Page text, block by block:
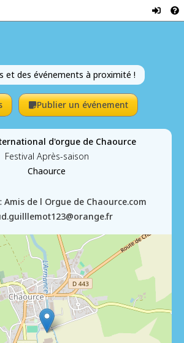
et des événements à proximité !
Publier un événement
d'orgue de Chaource
Festival Après-saison
Chaource
Amis de l Orgue de Chaource.com